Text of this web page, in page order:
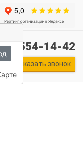
554-14-42
Заказать звонок